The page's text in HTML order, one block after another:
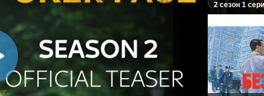
2 сезон 1